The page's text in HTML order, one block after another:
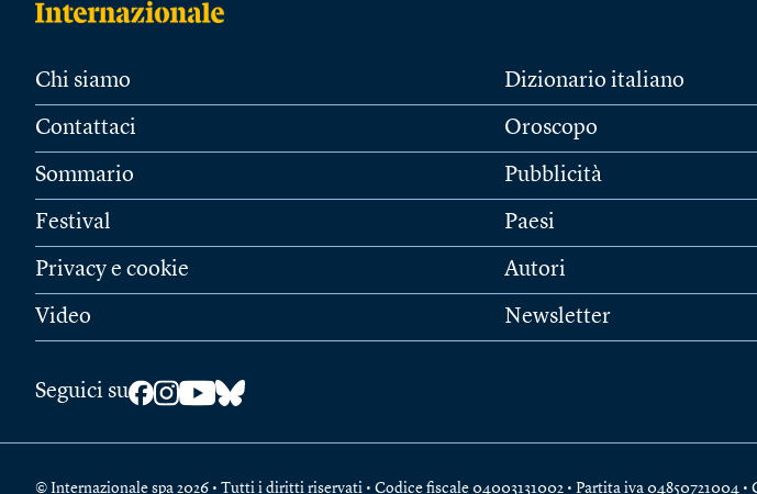
Chi siamo
Contattaci
Sommario
Festival
Privacy e cookie
Video
Dizionario italiano
Oroscopo
Pubblicità
Paesi
Autori
Newsletter
Seguici su
© Internazionale spa 2026 • Tutti i diritti riservati • Codice fiscale 04003131002 • Partita iva 04850721004 •